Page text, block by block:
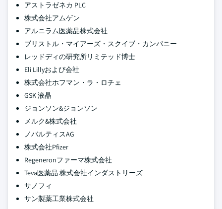
アストラゼネカ PLC
株式会社アムゲン
アルニラム医薬品株式会社
ブリストル・マイアーズ・スクイブ・カンパニー
レッドディの研究所リミテッド博士
Eli Lillyおよび会社
株式会社ホフマン・ラ・ロチェ
GSK 液晶
ジョンソン&ジョンソン
メルク&株式会社
ノバルティスAG
株式会社Pfizer
Regeneronファーマ株式会社
Teva医薬品 株式会社インダストリーズ
サノフィ
サン製薬工業株式会社